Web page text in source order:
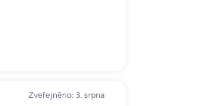
Zveřejněno: 3. srpna